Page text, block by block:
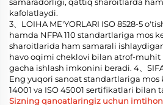
samaradorligi, qattiq sharoitlarda
kafolatlaydi.
3、LOIHA ME'YORLARI ISO 8528-5
hamda NFPA 110 standartlariga mos
sharoitlarida ham samarali
havo oqimi cheklovi bilan atrof-muhit
gacha ishlash imkonini beradi. 4、
Eng yuqori sanoat standartlariga mos
14001 va ISO 45001 sertifikatlari bilan
Sizning qanoatlaringiz uchun